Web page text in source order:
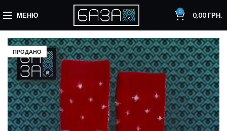
МЕНЮ 0 0,00ГРН.
ПРОДАНО